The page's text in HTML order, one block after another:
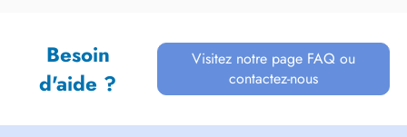
Besoin
d'aide ?
Visitez notre page FAQ ou
contactez-nous